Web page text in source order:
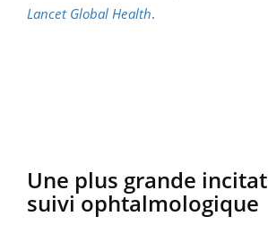
Lancet Global Health.
Une plus grande
suivi ophtalmologique